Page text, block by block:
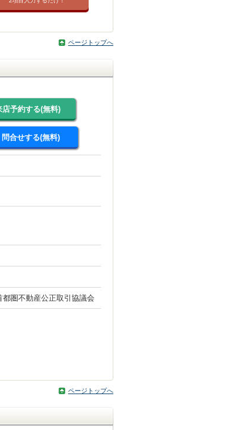
ページトップへ
店予約する(無料)
問合せする(無料)
圏不動産公正取引協議会
ページトップへ